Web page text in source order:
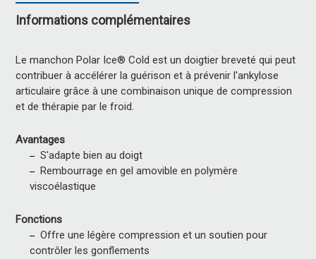
Informations complémentaires
Le manchon Polar Ice® Cold est un doigtier breveté qui peut
contribuer à accélérer la guérison et à prévenir l'ankylose
articulaire grâce à une combinaison unique de compression
et de thérapie par le froid.
Avantages
S'adapte bien au doigt
Rembourrage en gel amovible en polymère
viscoélastique
Fonctions
Offre une légère compression et un soutien pour
contrôler les gonflements